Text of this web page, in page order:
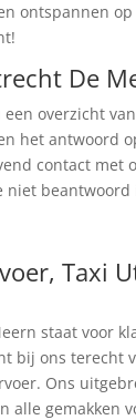
ontspannen
De
overzicht
het antwoord
contact met
niet beantwoord
Taxi
staat voor
bij ons terecht
Ons
alle gemakken